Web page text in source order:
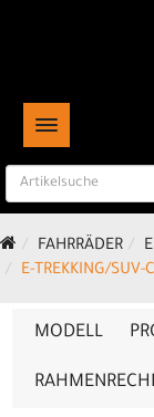
TOGGLE
FAHRRÄDER
E-TREKKING/SUV-
MODELL